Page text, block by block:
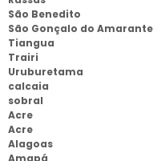
São Benedito
São Gonçalo do Amarante
Tiangua
Trairi
Uruburetama
calcaia
sobral
Acre
Acre
Alagoas
Amapá